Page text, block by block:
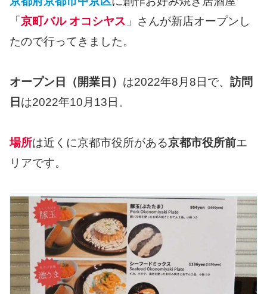
「京町バル オコシヤス 」さんが新店オープンし
たので行ってきました。
オープン日（開業日） は2022年8月8日で、 訪問
日 は2022年10月13日。
場所は近くに京都市役所がある京都市役所前エ
リアです。